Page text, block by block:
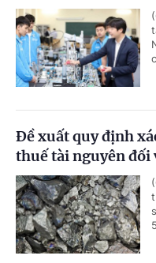
Đề xuất quy định
thuế tài nguyên đối